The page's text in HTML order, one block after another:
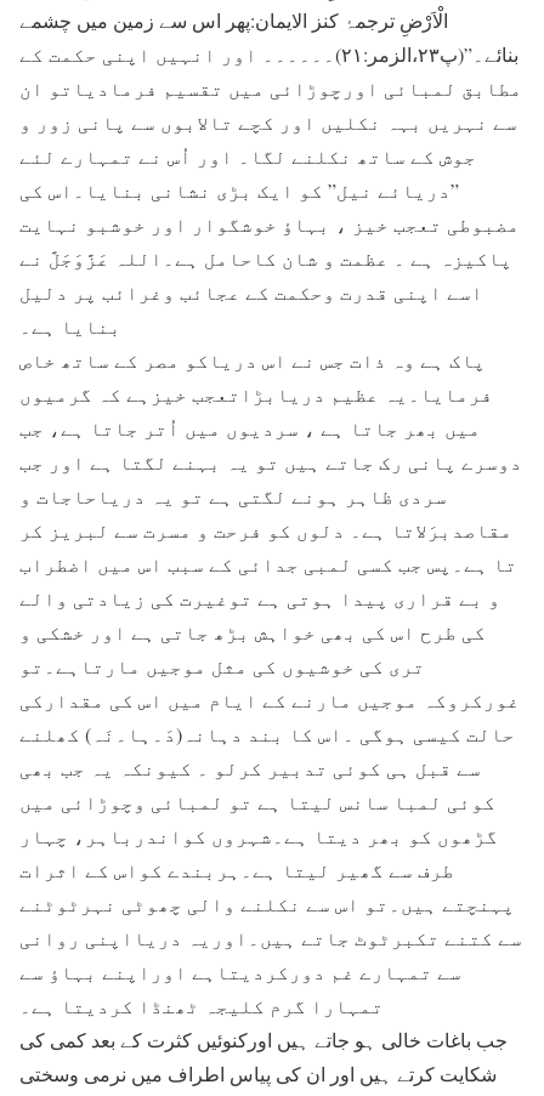
الْاَرْضِ ترجمۂ کنز الایمان:پھر اس سے زمین میں چشمے
بنائے۔”(پ۲۳،الزمر:۲۱)۔۔۔۔۔۔ اور انہیں اپنی حکمت کے
مطابق لمبائی اورچوڑائی میں تقسیم فرمادیاتو ان
سے نہریں بہہ نکلیں اور کچے تالابوں سے پانی زور و
جوش کے ساتھ نکلنے لگا۔ اور اُس نے تمہارے لئے
”دریائے نیل” کو ایک بڑی نشانی بنایا۔اس کی
مضبوطی تعجب خیز ، بہاؤ خوشگوار اور خوشبو نہایت
پاکیزہ ہے ۔ عظمت و شان کاحامل ہے۔اللہ عَزَّوَجَلَّ نے
اسے اپنی قدرت وحکمت کے عجائب وغرائب پر دلیل
بنایا ہے۔
پاک ہے وہ ذات جس نے اس دریاکو مصر کے ساتھ خاص
فرمایا۔یہ عظیم دریابڑاتعجب خیزہے کہ گرمیوں
میں بھر جاتا ہے ، سردیوں میں اُتر جاتا ہے، جب
دوسرے پانی رک جاتے ہیں تو یہ بہنے لگتا ہے اور جب
سردی ظاہر ہونے لگتی ہے تو یہ دریاحاجات و
مقاصدبرَلاتا ہے۔ دلوں کو فرحت و مسرت سے لبریز کر
تا ہے۔پس جب کسی لمبی جدائی کے سبب اس میں اضطراب
و بے قراری پیدا ہوتی ہے توغیرت کی زیادتی والے
کی طرح اس کی بھی خواہش بڑھ جاتی ہے اور خشکی و
تری کی خوشیوں کی مثل موجیں مارتاہے۔تو
غورکروکہ موجیں مارنے کے ایام میں اس کی مقدارکی
حالت کیسی ہوگی ۔اس کا بند دہانہ(دَ۔ہا۔نَہ) کھلنے
سے قبل ہی کوئی تدبیر کرلو ۔ کیونکہ یہ جب بھی
کوئی لمبا سانس لیتا ہے تو لمبائی وچوڑائی میں
گڑھوں کو بھر دیتا ہے۔شہروں کواندرباہر، چہار
طرف سے گھیر لیتا ہے۔ہربندے کواس کے اثرات
پہنچتے ہيں۔تو اس سے نکلنے والی چھوٹی نہرٹوٹنے
سے کتنے تکبرٹوٹ جاتے ہیں۔اوریہ دریااپنی روانی
سے تمہارے غم دورکردیتاہے اوراپنے بہاؤ سے
تمہارا گرم کلیجہ ٹھنڈا کردیتا ہے۔
جب باغات خالی ہو جاتے ہیں اورکنوئیں کثرت کے بعد کمی کی
شکایت کرتے ہیں اور ان کی پیاس اطراف میں نرمی وسختی